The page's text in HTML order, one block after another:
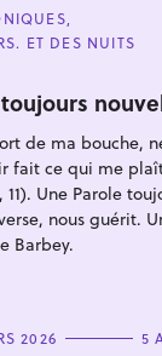
ET DES NUITS
de ma bouche,
fait ce qui me
11). Une Parole
nous guérit.
Barbey.
2026 5